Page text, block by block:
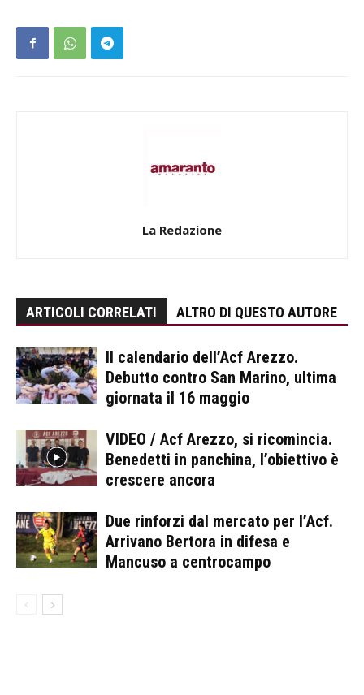
La Redazione
ARTICOLI CORRELATI ALTRO DI QUESTO AUTORE
Il calendario dell’Acf Arezzo.
Debutto contro San Marino, ultima
giornata il 16 maggio
VIDEO / Acf Arezzo, si ricomincia.
Benedetti in panchina, l’obiettivo è
crescere ancora
Due rinforzi dal mercato per l’Acf.
Arrivano Bertora in difesa e
Mancuso a centrocampo